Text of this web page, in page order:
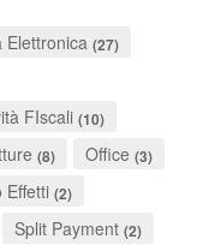
Elettronica (27)
FIscali (10)
(8) Office (3)
Effetti (2)
Split Payment (2)